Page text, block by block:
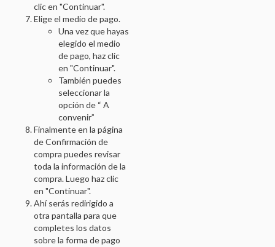
clic en "Continuar".
Elige el medio de pago.
Una vez que hayas
elegido el medio
de pago, haz clic
en "Continuar".
También puedes
seleccionar la
opción de “ A
convenir”
Finalmente en la página
de Confirmación de
compra puedes revisar
toda la información de la
compra. Luego haz clic
en "Continuar".
Ahí serás redirigido a
otra pantalla para que
completes los datos
sobre la forma de pago